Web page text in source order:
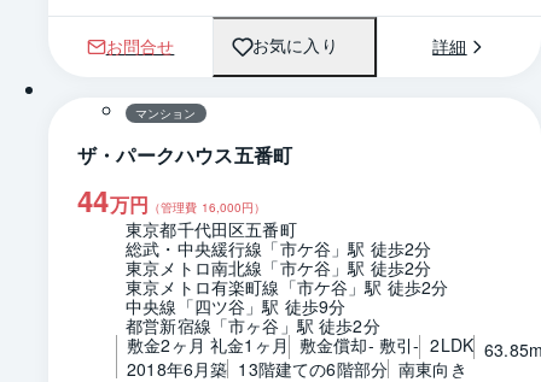
お問合せ お気に入り 詳細
1 / 0 間取り
マンション
ザ・パークハウス五番町
44万円 （管理費 16,000円）
東京都千代田区五番町
総武・中央緩行線「市ケ谷」駅 徒歩2分
東京メトロ南北線「市ケ谷」駅 徒歩2分
東京メトロ有楽町線「市ケ谷」駅 徒歩2分
中央線「四ツ谷」駅 徒歩9分
都営新宿線「市ヶ谷」駅 徒歩2分
敷金2ヶ月 礼金1ヶ月 敷金償却- 敷引- 2LDK
2018年6月築 13階建ての6階部分 南東向き